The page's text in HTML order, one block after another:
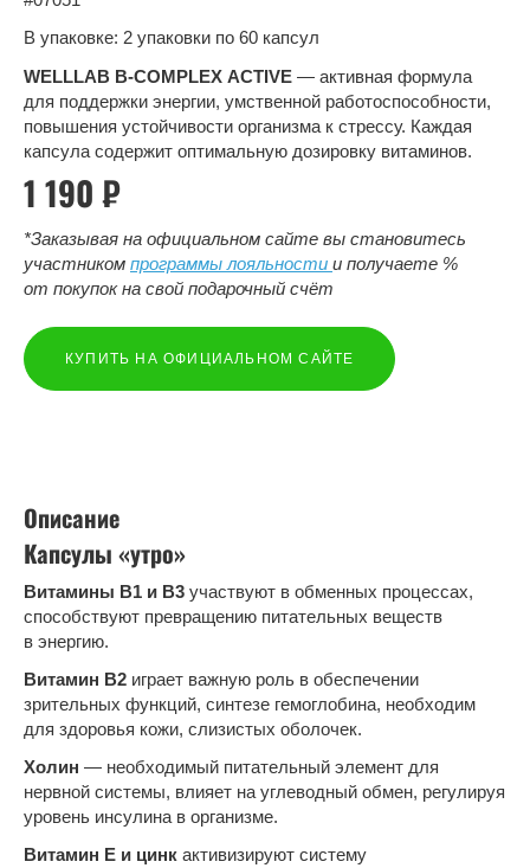
В упаковке: 2 упаковки по 60 капсул
WELLLAB В-COMPLEX ACTIVE — активная формула
для поддержки энергии, умственной работоспособности,
повышения устойчивости организма к стрессу. Каждая
капсула содержит оптимальную дозировку витаминов.
1 190 ₽
*Заказывая на официальном сайте вы становитесь
участником программы лояльности и получаете %
от покупок на свой подарочный счёт
КУПИТЬ НА ОФИЦИАЛЬНОМ САЙТЕ
Описание
Капсулы «утро»
Витамины В1 и В3 участвуют в обменных процессах,
способствуют превращению питательных веществ
в энергию.
Витамин В2 играет важную роль в обеспечении
зрительных функций, синтезе гемоглобина, необходим
для здоровья кожи, слизистых оболочек.
Холин — необходимый питательный элемент для
нервной системы, влияет на углеводный обмен, регулируя
уровень инсулина в организме.
Витамин Е и цинк активизируют систему